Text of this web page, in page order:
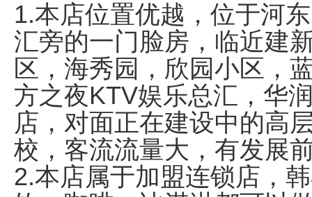
1.本店位置优越，位于河
汇旁的一门脸房，临近建
区，海秀园，欣园小区，
方之夜KTV娱乐总汇，华
店，对面正在建设中的高
校，客流流量大，有发展
2.本店属于加盟连锁店，